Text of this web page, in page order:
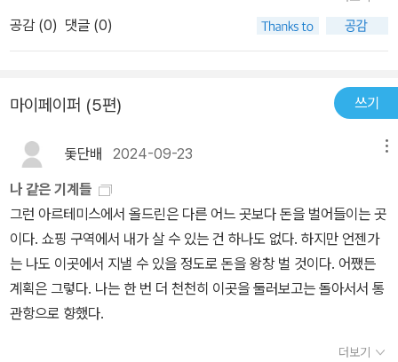
계가 아니라 수평 관계라고 인식하며 로봇 자신은 살아 있는 생명이
라 결론 내리기에 이른다이것은 주인공이 구입한 아담의 특징일 수도
아닌가 싶은데 로봇 아담과 이브를 인간으로 대입해 창조론적 시각으
로 본다면 로봇 아담이 보여주는 모습은 결국 인간이 신에게 보여준
모습과 다를게 없다 싶고 작가 역시 그 점을 어필하고 싶은게 아닐까
했다소설상에서 인간은 인간 같은 로봇을 프로그래밍 하고자 하지만
실패로 보인다 다수의 아담과 이브들이 자살을 하는데 그 원인으로
짐작 되는것은 프로그래밍된 인공지능으로는 인간의 비합리성을 이
해하지 못하면서 오는 절망감이 그들을 자살로 이끄는 것으로 보인다
인간이 생각하는 죄와 벌 그리고 용서와 같은 개념은 인공지능의 딥
러닝으로는 불가능 하며 로봇은 수학적 판단으로 죄와 벌을 구분하는
것으로 보인다우리는 심심찮게 인공지능이 우선 도입 되어야 하는 분
야가 판사로 상징되는 법조계라고 농반진반으로 이야기하지만 소설
고 피렌체, 로마,베네치아의 교회와 거기 걸린 모든 그림을 숙지했다
고 말했다. 그는 자신의 견해를 형성해가고 있었다. 바로크가 특히 그
를 매료시켰다. 그는 아르테미시아 젠틸레스키를 매우 높이평가하면
다고 했다.- P300'찰리, 나는 그 평범한 목소리와 무신적 초월의 순
의 열성이 지루할 때도 있었다. 또다시 무의미한 공원 산책을 마치
고 돌아온 참이던 나는고개를 끄덕이고 부엌을 떠났다. 내 마음
은 텅 비고 그의 마음은 채워지고 있었다.- P301
공감 (0) 댓글 (0)
마이페이퍼 (5편) 쓰기
돛단배 2024-09-23
나 같은 기계들
그런 아르테미스에서 올드린은 다른 어느 곳보다 돈을 벌어들이는 곳
이다. 쇼핑 구역에서 내가 살 수 있는 건 하나도 없다. 하지만 언젠가
는 나도 이곳에서 지낼 수 있을 정도로 돈을 왕창 벌 것이다. 어쨌든
계획은 그렇다. 나는 한 번 더 천천히 이곳을 둘러보고는 돌아서서 통
관항으로 향했다.
더보기